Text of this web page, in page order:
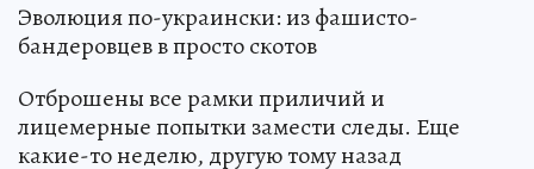
Эволюция по-украински: из фашисто-
бандеровцев в просто скотов
Отброшены все рамки приличий и
лицемерные попытки замести следы. Еще
какие-то неделю, другую тому назад